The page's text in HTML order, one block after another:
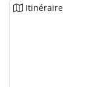
Itinéraire